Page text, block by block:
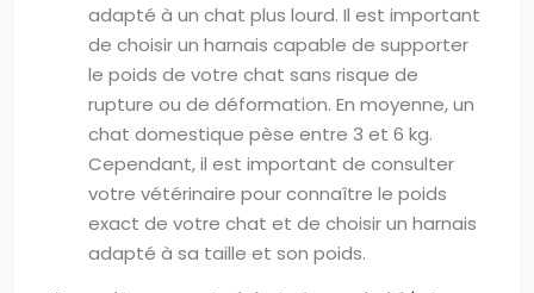
adapté à un chat plus lourd. Il est important
de choisir un harnais capable de supporter
le poids de votre chat sans risque de
rupture ou de déformation. En moyenne, un
chat domestique pèse entre 3 et 6 kg.
Cependant, il est important de consulter
votre vétérinaire pour connaître le poids
exact de votre chat et de choisir un harnais
adapté à sa taille et son poids.